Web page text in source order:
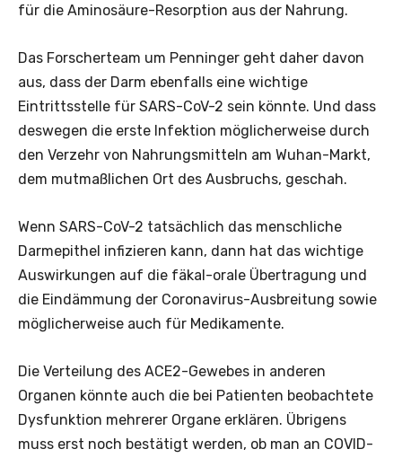
für die Aminosäure-Resorption aus der Nahrung.
Das Forscherteam um Penninger geht daher davon
aus, dass der Darm ebenfalls eine wichtige
Eintrittsstelle für SARS-CoV-2 sein könnte. Und dass
deswegen die erste Infektion möglicherweise durch
den Verzehr von Nahrungsmitteln am Wuhan-Markt,
dem mutmaßlichen Ort des Ausbruchs, geschah.
Wenn SARS-CoV-2 tatsächlich das menschliche
Darmepithel infizieren kann, dann hat das wichtige
Auswirkungen auf die fäkal-orale Übertragung und
die Eindämmung der Coronavirus-Ausbreitung sowie
möglicherweise auch für Medikamente.
Die Verteilung des ACE2-Gewebes in anderen
Organen könnte auch die bei Patienten beobachtete
Dysfunktion mehrerer Organe erklären. Übrigens
muss erst noch bestätigt werden, ob man an COVID-